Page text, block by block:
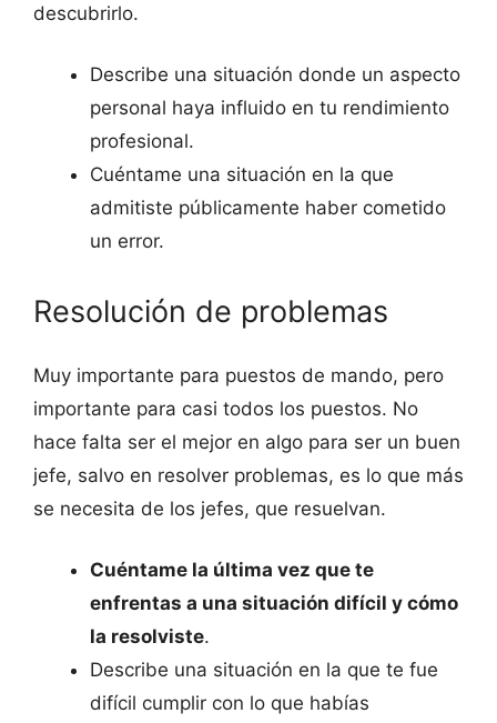
descubrirlo.
Describe una situación donde un aspecto
personal haya influido en tu rendimiento
profesional.
Cuéntame una situación en la que
admitiste públicamente haber cometido
un error.
Resolución de problemas
Muy importante para puestos de mando, pero
importante para casi todos los puestos. No
hace falta ser el mejor en algo para ser un buen
jefe, salvo en resolver problemas, es lo que más
se necesita de los jefes, que resuelvan.
Cuéntame la última vez que te
enfrentas a una situación difícil y cómo
la resolviste.
Describe una situación en la que te fue
difícil cumplir con lo que habías